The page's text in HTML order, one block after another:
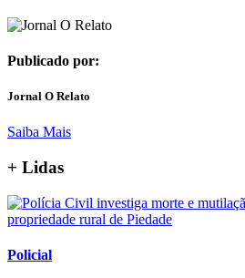
Publicado por:
Jornal O Relato
Saiba Mais
+ Lidas
Policial